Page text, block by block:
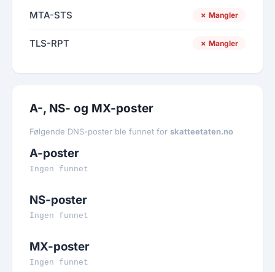
MTA-STS ✗ Mangler
TLS-RPT ✗ Mangler
A-, NS- og MX-poster
Følgende DNS-poster ble funnet for skatteetaten.no
A-poster
Ingen funnet
NS-poster
Ingen funnet
MX-poster
Ingen funnet